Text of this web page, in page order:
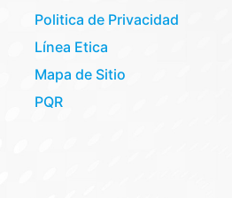
Politica de Privacidad
Línea Etica
Mapa de Sitio
PQR